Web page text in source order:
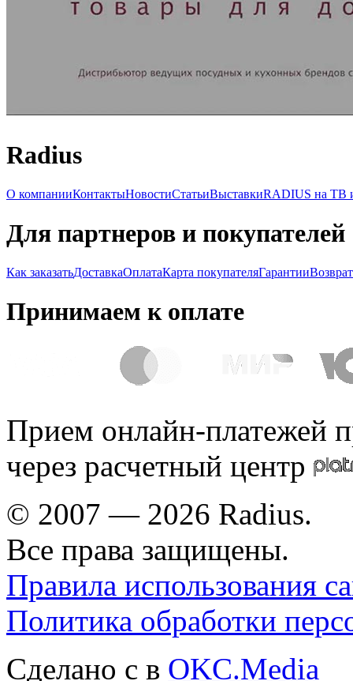
Radius
О компанииКонтактыНовостиСтатьиВыставкиRADIUS на ТВ
Для партнеров и покупателей
Как заказатьДоставкаОплатаКарта покупателяГарантии
Принимаем к оплате
Прием онлайн-платежей
через расчетный центр
© 2007 — 2026 Radius.
Все права защищены.
Правила использования
Политика обработки
Сделано с в OKC.Media